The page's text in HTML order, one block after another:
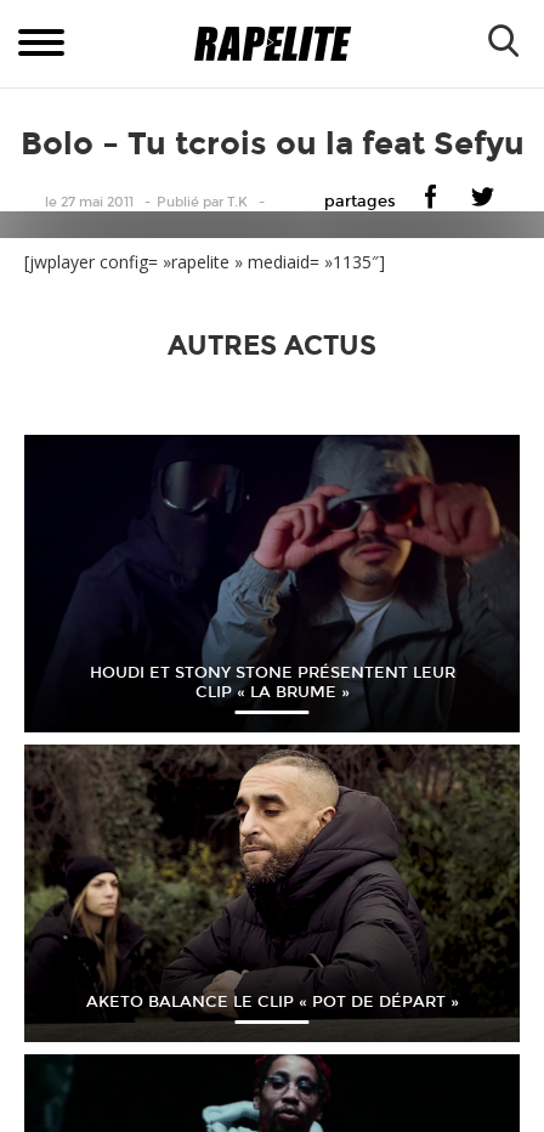
Bolo – Tu tcrois ou la feat Sefyu
le 27 mai 2011 Publiépar T.K partages
[jwplayer config= »rapelite » mediaid= »1135″]
AUTRES ACTUS
HOUDI ET STONY STONE PRÉSENTENT LEUR
CLIP « LA BRUME »
AKETO BALANCE LE CLIP « POT DE DÉPART »